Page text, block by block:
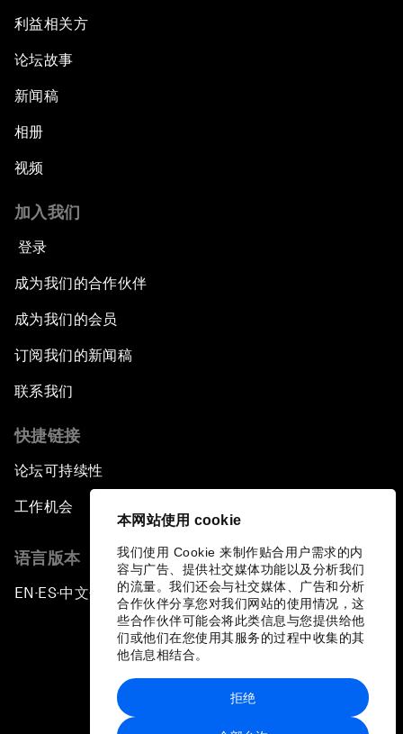
本网站使用 cookie
我们使用 Cookie 来制作贴合用户需求的内
容与广告、提供社交媒体功能以及分析我们
的流量。我们还会与社交媒体、广告和分析
合作伙伴分享您对我们网站的使用情况，这
些合作伙伴可能会将此类信息与您提供给他
们或他们在您使用其服务的过程中收集的其
他信息相结合。
拒绝
利益相关方
论坛故事
新闻稿
相册
视频
加入我们
登录
成为我们的合作伙伴
成为我们的会员
订阅我们的新闻稿
联系我们
快捷链接
论坛可持续性
工作机会
语言版本
EN ▪ES▪中文▪ 日本語